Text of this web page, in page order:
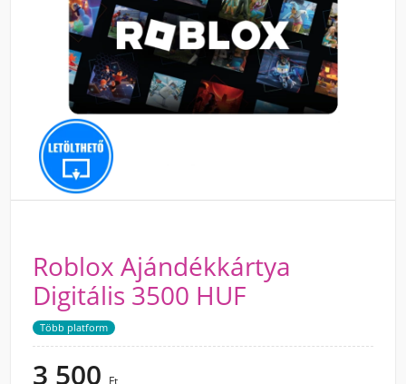
Roblox Ajándékkártya
Digitális 3500 HUF
Több platform
3 500 Ft